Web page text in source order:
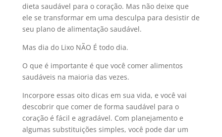
dieta saudável para o coração. Mas não deixe que
ele se transformar em uma desculpa para desistir de
seu plano de alimentação saudável.
Mas dia do Lixo NÃO É todo dia.
O que é importante é que você comer alimentos
saudáveis na maioria das vezes.
Incorpore essas oito dicas em sua vida, e você vai
descobrir que comer de forma saudável para o
coração é fácil e agradável. Com planejamento e
algumas substituições simples, você pode dar um